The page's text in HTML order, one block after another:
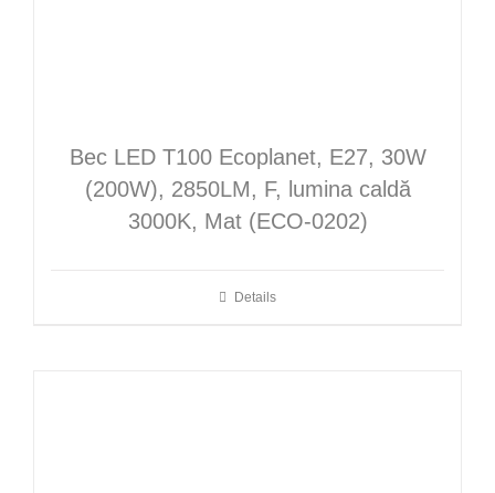
Bec LED T100 Ecoplanet, E27, 30W
(200W), 2850LM, F, lumina caldă
3000K, Mat (ECO-0202)
Details